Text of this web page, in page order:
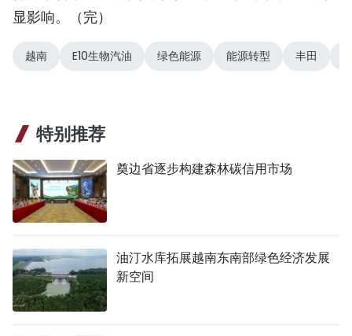
显影响。（完）
越南 E10生物汽油 绿色能源 能源转型 丰田
特别推荐
奠边省逐步构建森林碳信用市场
油汀水库拓展越南东南部绿色经济发展
新空间